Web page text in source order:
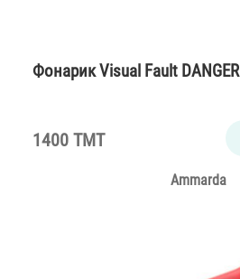
Фонарик Visual Fault DANGER
1400 TMT
Ammarda